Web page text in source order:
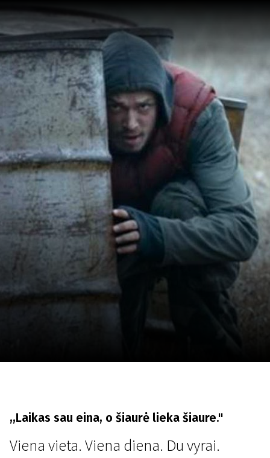
,,Laikas sau eina, o šiaurė lieka šiaure."
Viena vieta. Viena diena. Du vyrai.